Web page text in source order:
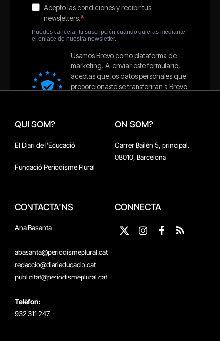
QUI SOM?
El Diari de l'Educació
Fundació Periodisme Plural
ON SOM?
Carrer Bailén 5, principal.
08010, Barcelona
CONTACTA'NS
Ana Basanta
abasanta@periodismeplural.cat
redaccio@diarieducacio.cat
publicitat@periodismeplural.cat
Telèfon:
932 311 247
CONNECTA
X
InstagramFacebook
RSS